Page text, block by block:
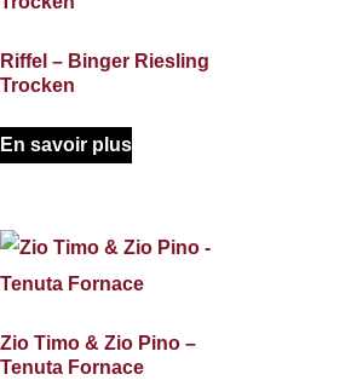
Riffel – Binger Riesling
Trocken
En savoir plus
Zio Timo & Zio Pino –
Tenuta Fornace